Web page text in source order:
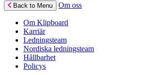
Back to Menu Om oss
Om Klipboard
Karriär
Ledningsteam
Nordiska ledningsteam
Hållbarhet
Policys